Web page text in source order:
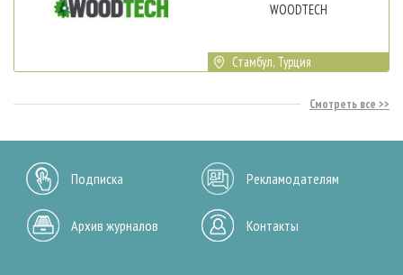
WOODTECH
Стамбул, Турция
Смотреть все
Подписка Рекламодателям
Архив журналов Контакты